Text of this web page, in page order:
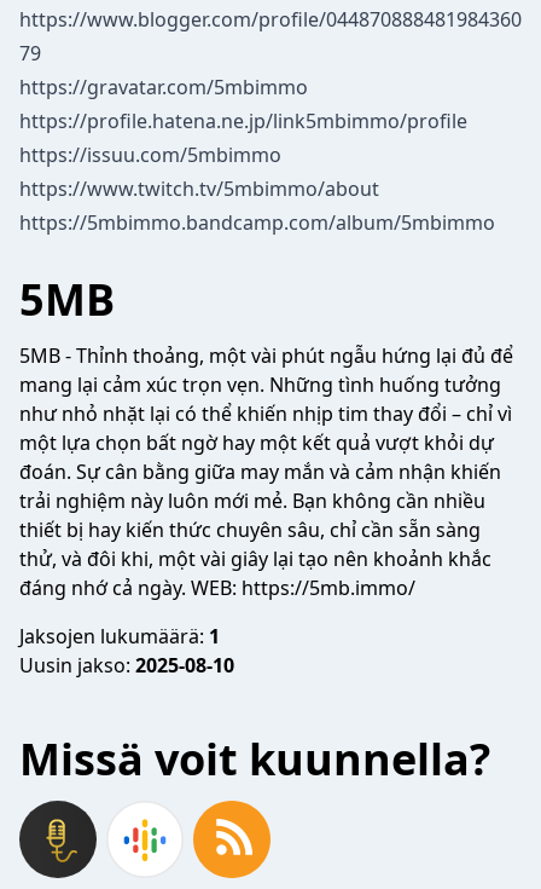
https://www.blogger.com/profile/044870888481984360
79
https://gravatar.com/5mbimmo
https://profile.hatena.ne.jp/link5mbimmo/profile
https://issuu.com/5mbimmo
https://www.twitch.tv/5mbimmo/about
https://5mbimmo.bandcamp.com/album/5mbimmo
5MB
5MB- Thỉnh thoảng, một vài phút ngẫu hứng lại đủ để
mang lại cảm xúc trọn vẹn. Những tình huống tưởng
như nhỏ nhặt lại có thể khiến nhịp tim thay đổi – chỉ vì
một lựa chọn bất ngờ hay một kết quả vượt khỏi dự
đoán. Sự cân bằng giữa may mắn và cảm nhận khiến
trải nghiệm này luôn mới mẻ. Bạn không cần nhiều
thiết bị hay kiến thức chuyên sâu, chỉ cần sẵn sàng
thử, và đôi khi, một vài giây lại tạo nên khoảnh khắc
đáng nhớ cả ngày. WEB: https://5mb.immo/
Jaksojen lukumäärä: 1
Uusin jakso: 2025-08-10
Missä voit kuunnella?